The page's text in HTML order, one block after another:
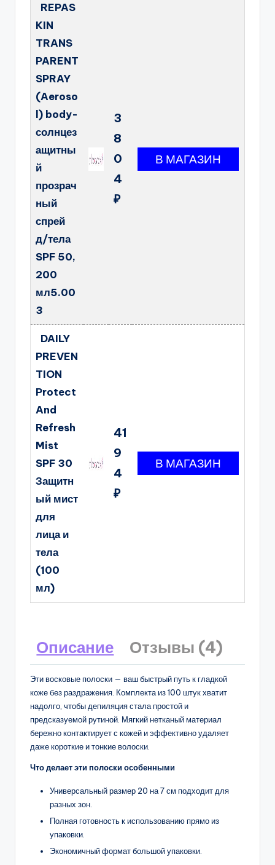
REPAS
KIN
TRANS
PARENT
SPRAY
(Aeroso
l) body-
солнцез
ащитны
й
прозрач
ный
спрей
д/тела
SPF 50,
200
мл5.00
3
3
8
0
4
₽
DAILY
PREVEN
TION
Protect
And
Refresh
Mist
SPF 30
Защитн
ый мист
для
лица и
тела
(100
мл)
41
9
4
₽
Описание Отзывы (4)
Эти восковые полоски — ваш быстрый путь к гладкой
коже без раздражения. Комплекта из 100 штук хватит
надолго, чтобы депиляция стала простой и
предсказуемой рутиной. Мягкий нетканый материал
бережно контактирует с кожей и эффективно удаляет
даже короткие и тонкие волоски.
Что делает эти полоски особенными
Универсальный размер 20 на 7 см подходит для
разных зон.
Полная готовность к использованию прямо из
упаковки.
Экономичный формат большой упаковки.